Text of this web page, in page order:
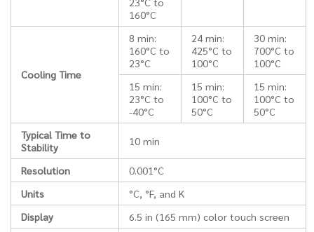
160°C
Cooling Time
8 min:
160°C to
23°C
24 min:
425°C to
100°C
30 min:
700°C to
100°C
15 min:
23°C to
-40°C
15 min:
100°C to
50°C
15 min:
100°C to
50°C
Typical Time to
Stability
10 min
Resolution
0.001°C
Units
°C, °F, and K
Display
6.5 in (165 mm) color touch screen